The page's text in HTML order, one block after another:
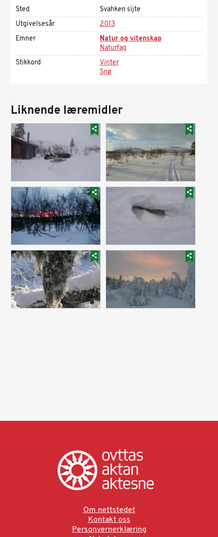
Sted
Svahken sïjte
Utgivelsesår
2013
Emner
Natur og vitenskap
Naturfag
Stikkord
Vinter
Snø
Liknende læremidler
Om nettstedet
Kontakt oss
Personvernerklæring